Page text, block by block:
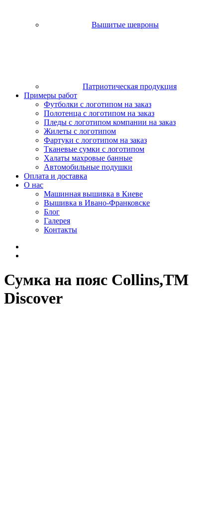
Вышитые шевроны
Патриотическая продукция
Примеры работ
Футболки с логотипом на заказ
Полотенца с логотипом на заказ
Пледы с логотипом компании на заказ
Жилеты с логотипом
Фартуки с логотипом на заказ
Тканевые сумки с логотипом
Халаты махровые банные
Автомобильные подушки
Оплата и доставка
О нас
Машинная вышивка в Киеве
Вышивка в Ивано-Франковске
Блог
Галерея
Контакты
Сумка на пояс Collins,TM
Discover